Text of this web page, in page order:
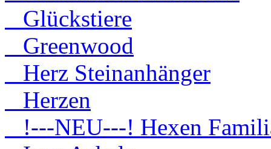
Glückstiere
Greenwood
Herz Steinanhänger
Herzen
!---NEU---! Hexen